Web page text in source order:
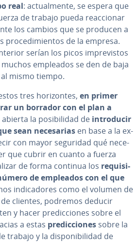
real: ac­tua­l­me­n­te, se espera que
de trabajo pueda reac­cio­nar
los cambios que se producen a
pro­ce­di­mie­n­tos de la empresa.
serían los picos im­pre­vi­s­tos
empleados se den de baja
mismo tiempo.
tres ho­ri­zo­n­tes, en primer
un borrador con el plan a
abierta la po­si­bi­li­dad de in­tro­du­cir
sean ne­ce­sa­rias en base a la ex­
con mayor seguridad qué ne­ce­
que cubrir en cuanto a fuerza
de forma continua los re­qui­si­
de empleados con el que
in­di­ca­do­res como el volumen de
clientes, podremos deducir
y hacer pre­di­c­cio­nes sobre el
a estas pre­di­c­cio­nes sobre la
trabajo y la di­s­po­ni­bi­li­dad de